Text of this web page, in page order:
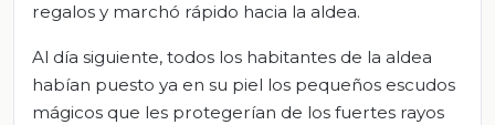
regalos y marchó rápido hacia la aldea.
Al día siguiente, todos los habitantes de la aldea
habían puesto ya en su piel los pequeños escudos
mágicos que les protegerían de los fuertes rayos